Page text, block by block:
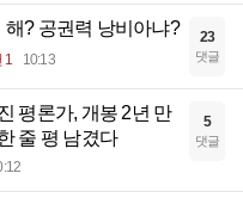
? 공권력 낭비아냐?
1 10:13
23
댓글
평론가, 개봉 2년 만
줄 평 남겼다
5
댓글